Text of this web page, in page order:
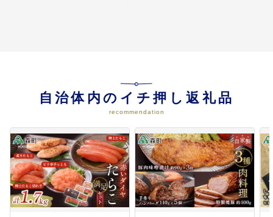
自治体内のイチ押し返礼品
recommendation